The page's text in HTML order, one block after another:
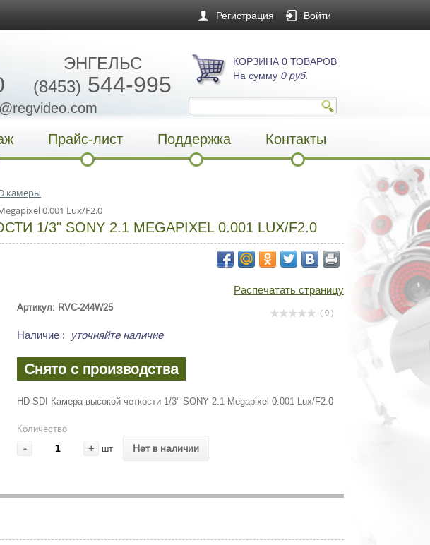
Регистрация Войти
ЭНГЕЛЬС
(8453) 544-995
КОРЗИНА 0 ТОВАРОВ
На сумму 0 руб.
Прайс-лист Поддержка Контакты
камеры
0.001 Lux/F2.0
1/3" SONY 2.1 MEGAPIXEL 0.001 LUX/F2.0
Распечатать страницу
( 0 )
Артикул: RVC-244W25
Наличие : уточняйте наличие
Снято с производства
HD-SDI Камера высокой четкости 1/3" SONY 2.1 Megapixel 0.001 Lux/F2.0
Количество
- + шт Нет в наличии